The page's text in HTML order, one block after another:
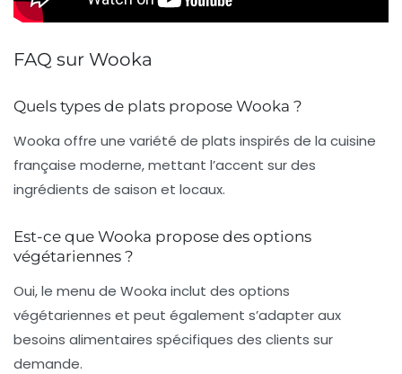
FAQ sur Wooka
Quels types de plats propose Wooka ?
Wooka offre une variété de plats inspirés de la cuisine
française moderne, mettant l’accent sur des
ingrédients de saison et locaux.
Est-ce que Wooka propose des options
végétariennes ?
Oui, le menu de Wooka inclut des options
végétariennes et peut également s’adapter aux
besoins alimentaires spécifiques des clients sur
demande.